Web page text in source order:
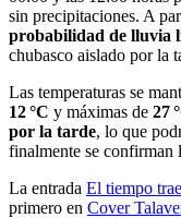
sin precipitaciones. A
probabilidad de lluvia
chubasco aislado por la
Las temperaturas se
12 °C y máximas de 27
por la tarde, lo que
finalmente se confirman
La entrada El tiempo
primero en Cover